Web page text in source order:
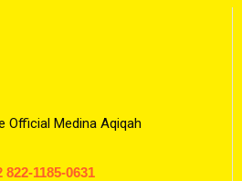
Official Medina Aqiqah
822-1185-0631